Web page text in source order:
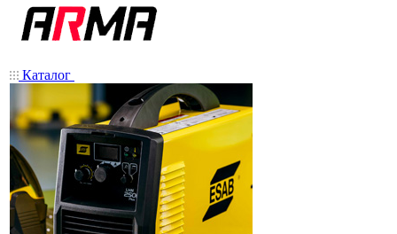
Каталог